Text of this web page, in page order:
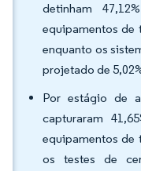
detinham
equipamentos de
enquanto os
projetado de
Por estágio de
capturaram
equipamentos de
os testes de